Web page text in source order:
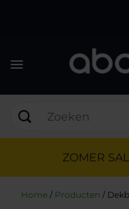
ZOMER
Home / Producten /